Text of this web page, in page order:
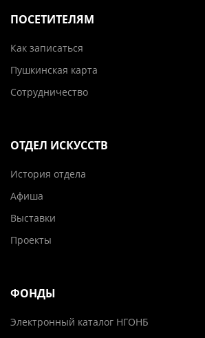
ПОСЕТИТЕЛЯМ
Как записаться
Пушкинская карта
Сотрудничество
ОТДЕЛ ИСКУССТВ
История отдела
Афиша
Выставки
Проекты
ФОНДЫ
Электронный каталог НГОНБ